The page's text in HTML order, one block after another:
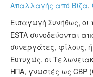
Απαλλαγής από Βίζα,
Εισαγωγή Συνήθως, οι
ESTA συνοδεύονται
συνεργάτες, φίλους,
Ευτυχώς, οι
ΗΠΑ, γνωστές ως CBP